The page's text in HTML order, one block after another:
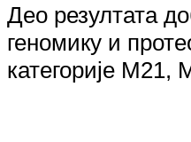
Део резултата
геномику и
категорије